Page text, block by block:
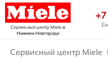
Сервисный центр Mieleв
Нижнем Новгороде
Сервисный центр Miele